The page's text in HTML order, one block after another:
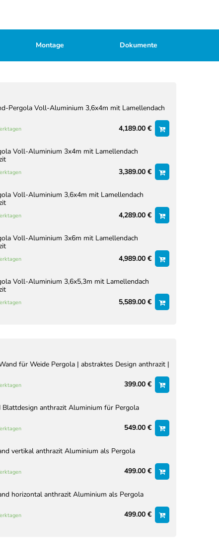
Montage Dokumente
Pergola Voll-Aluminium 3,6x4m mit Lamellendach
4,189.00 €
Voll-Aluminium 3x4m mit Lamellendach
3,389.00 €
Voll-Aluminium 3,6x4m mit Lamellendach
4,289.00 €
Voll-Aluminium 3x6m mit Lamellendach
4,989.00 €
Voll-Aluminium 3,6x5,3m mit Lamellendach
5,589.00 €
für Weide Pergola | abstraktes Design anthrazit |
399.00 €
Blattdesign anthrazit Aluminium für Pergola
549.00 €
vertikal anthrazit Aluminium als Pergola
499.00 €
horizontal anthrazit Aluminium als Pergola
499.00 €